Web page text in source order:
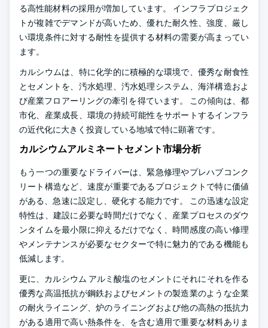
る高性能材料の採用が増加しています。 インフラプロジェク
トが複雑でデマンドが高いため、優れた耐久性、強度、厳し
い環境条件に対する耐性を提供する材料の需要が高まってい
ます。
カルシウムは、特に化学的に積極的な環境で、優秀な耐食性
とセメントを、汚水処理、汚水処理システム、海洋構造およ
び産業フロアーリングの牽引を得ています。 この傾向は、都
市化、産業成長、環境の持続可能性をサポートするインフラ
の近代化に大きく投資している地域で特に顕著です。
カルシウムアルミネートセメント市場分析
もう一つの重要なドライバーは、緊急修理やプレハブコンク
リート構造など、速度が重要であるプロジェクトで特に価値
がある、急速に設定し、硬化する能力です。 この迅速な設定
特性は、建設に必要な時間だけでなく、産業プロセスのダウ
ンタイムを最小限に抑えるだけでなく、時間感度の高い修理
やメンテナンスが必要なセクターで特に魅力的である機能も
低減します。
更に、カルシウム アルミ酸塩のセメントにそれにそれを作る
優秀な高温抵抗が鋼鉄およびセメントの製造業のような企業
の耐火ライニング、炉のライニングおよび他の高熱の抵抗力
がある適用で高い熱条件を、を含む適用で重要な材料ありま